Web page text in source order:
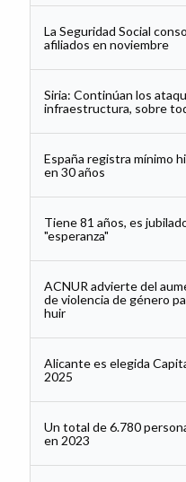
La Seguridad Social
afiliados en noviembre
Siria: Continúan los
infraestructura, sobre
España registra mínimo
en 30 años
Tiene 81 años, es
"esperanza"
ACNUR advierte del
de violencia de género
huir
Alicante es elegida
2025
Un total de 6.780
en 2023